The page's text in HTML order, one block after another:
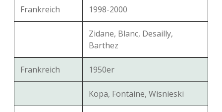
Frankreich 1998-2000
Zidane, Blanc, Desailly,
Barthez
Frankreich 1950er
Kopa, Fontaine, Wisnieski